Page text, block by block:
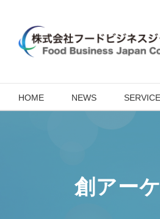
content
HOME NEWS SERVICE
創アー